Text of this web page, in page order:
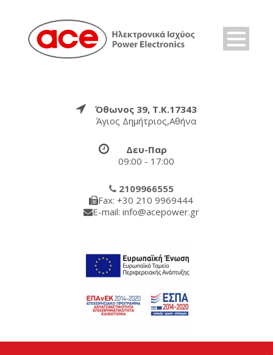
Όθωνος 39, Τ.Κ.17343
Άγιος Δημήτριος,Αθήνα
Δευ-Παρ
09:00 - 17:00
2109966555
Fax: +30 210 9969444
E-mail: info@acepower.gr